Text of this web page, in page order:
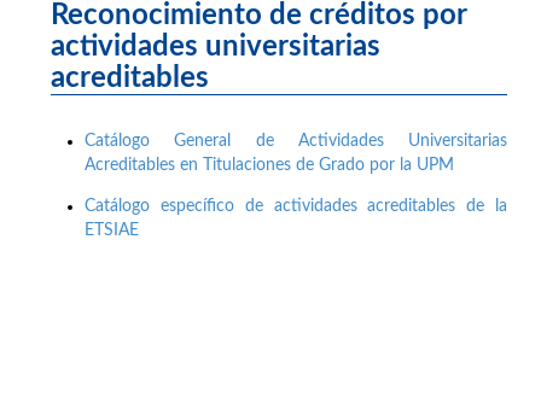
Reconocimiento de créditos por
actividades universitarias
acreditables
Catálogo General de Actividades Universitarias
Acreditables en Titulaciones de Grado por la UPM
Catálogo específico de actividades acreditables de la
ETSIAE